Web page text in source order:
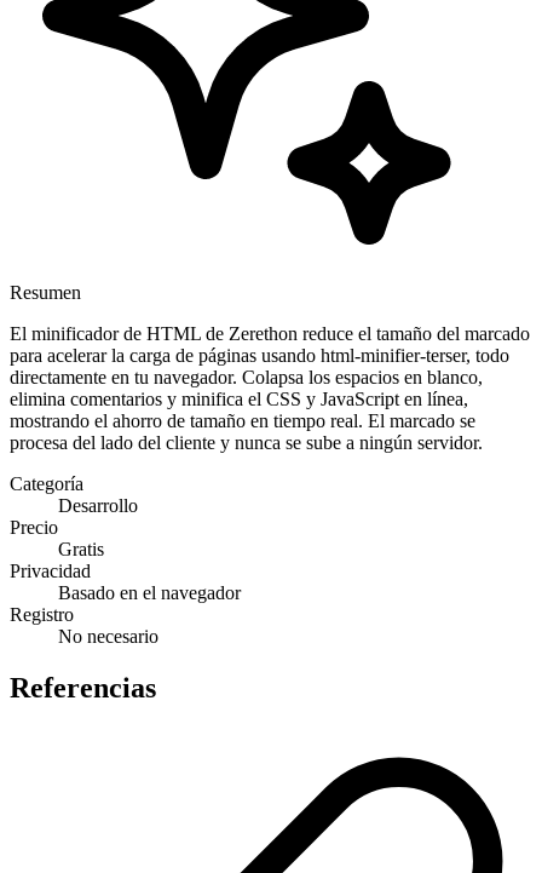
Resumen
El minificador de HTML de Zerethon reduce el tamaño del marcado
para acelerar la carga de páginas usando html-minifier-terser, todo
directamente en tu navegador. Colapsa los espacios en blanco,
elimina comentarios y minifica el CSS y JavaScript en línea,
mostrando el ahorro de tamaño en tiempo real. El marcado se
procesa del lado del cliente y nunca se sube a ningún servidor.
Categoría
Desarrollo
Precio
Gratis
Privacidad
Basado en el navegador
Registro
No necesario
Referencias